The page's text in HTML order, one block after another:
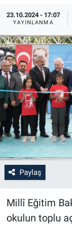
23.10.2024 - 17:07
YAYINLANMA
Paylaş
Millî Eğitim
okulun toplu